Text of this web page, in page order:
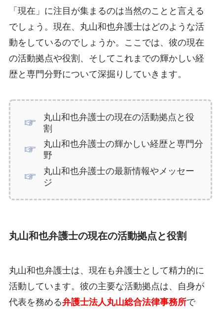
「現在」に注目が集まるのは当然のことと言える
でしょう。現在、丸山和也弁護士はどのような活
動をしているのでしょうか。ここでは、彼の現在
の活動拠点や役割、そしてこれまでの輝かしい経
歴と専門分野について深掘りしていきます。
丸山和也弁護士の現在の活動拠点と役
割
丸山和也弁護士の輝かしい経歴と専門分
野
丸山和也弁護士の最新情報やメッセー
ジ
丸山和也弁護士の現在の活動拠点と役割
丸山和也弁護士は、現在も弁護士として精力的に
活動しています。彼の主要な活動拠点は、自身が
代表を務める弁護士法人丸山総合法律事務所で